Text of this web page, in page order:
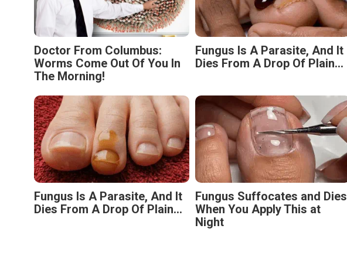
Doctor From Columbus:
Worms Come Out Of You In
The Morning!
Fungus Is A Parasite, And It
Dies From A Drop Of Plain...
Fungus Is A Parasite, And It
Dies From A Drop Of Plain...
Fungus Suffocates and Dies
When You Apply This at
Night